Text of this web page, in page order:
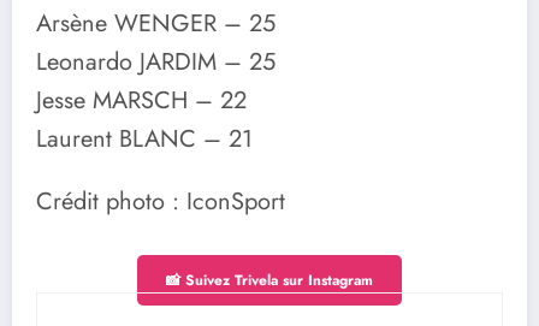
Arsène WENGER – 25
Leonardo JARDIM – 25
Jesse MARSCH – 22
Laurent BLANC – 21
Crédit photo : IconSport
📸 Suivez Trivela sur Instagram